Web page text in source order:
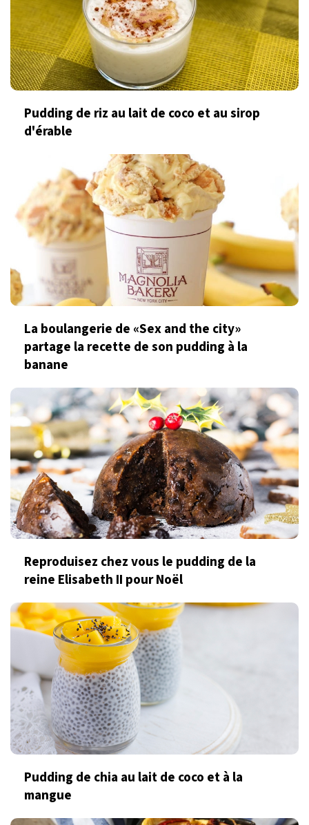
Pudding de riz au lait de coco et au sirop
d'érable
La boulangerie de «Sex and the city»
partage la recette de son pudding à la
banane
Reproduisez chez vous le pudding de la
reine Elisabeth II pour Noël
Pudding de chia au lait de coco et à la
mangue